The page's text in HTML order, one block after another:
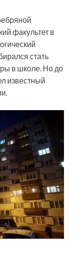
факультет в
стать
в школе. Но до
известный